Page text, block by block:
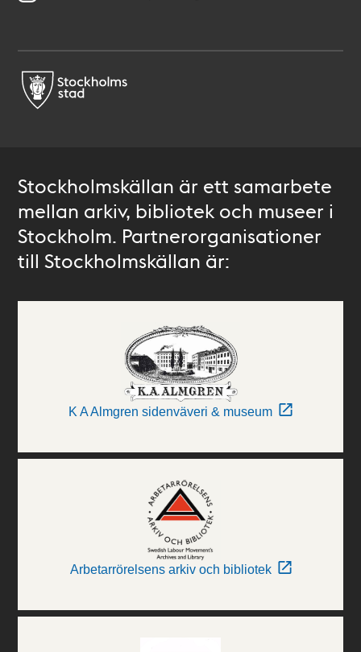
Stockholmskällan är ett samarbete
mellan arkiv, bibliotek och museer i
Stockholm. Partnerorganisationer
till Stockholmskällan är:
K A Almgren sidenväveri & museum
Arbetarrörelsens arkiv och bibliotek